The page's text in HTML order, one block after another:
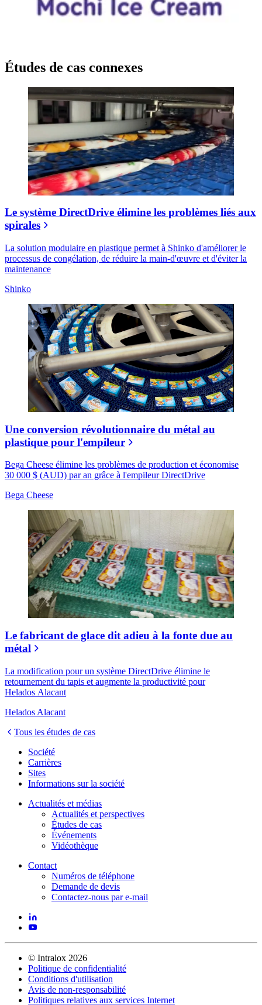
Études de cas connexes
Le système DirectDrive élimine les problèmes liés aux
spirales
La solution modulaire en plastique permet à Shinko d'améliorer le
processus de congélation, de réduire la main-d'œuvre et d'éviter la
maintenance
Shinko
Une conversion révolutionnaire du métal au
plastique pour l'empileur
Bega Cheese élimine les problèmes de production et économise
30 000 $ (AUD) par an grâce à l'empileur DirectDrive
Bega Cheese
Le fabricant de glace dit adieu à la fonte due au
métal
La modification pour un système DirectDrive élimine le
retournement du tapis et augmente la productivité pour
Helados Alacant
Helados Alacant
Tous les études de cas
Société
Carrières
Sites
Informations sur la société
Actualités et médias
Actualités et perspectives
Études de cas
Événements
Vidéothèque
Contact
Numéros de téléphone
Demande de devis
Contactez-nous par e-mail
© Intralox 2026
Politique de confidentialité
Conditions d'utilisation
Avis de non-responsabilité
Politiques relatives aux services Internet